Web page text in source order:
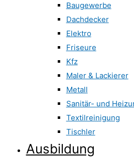
Baugewerbe
Dachdecker
Elektro
Friseure
Kfz
Maler & Lackierer
Metall
Sanitär- und
Textilreinigung
Tischler
Ausbildung